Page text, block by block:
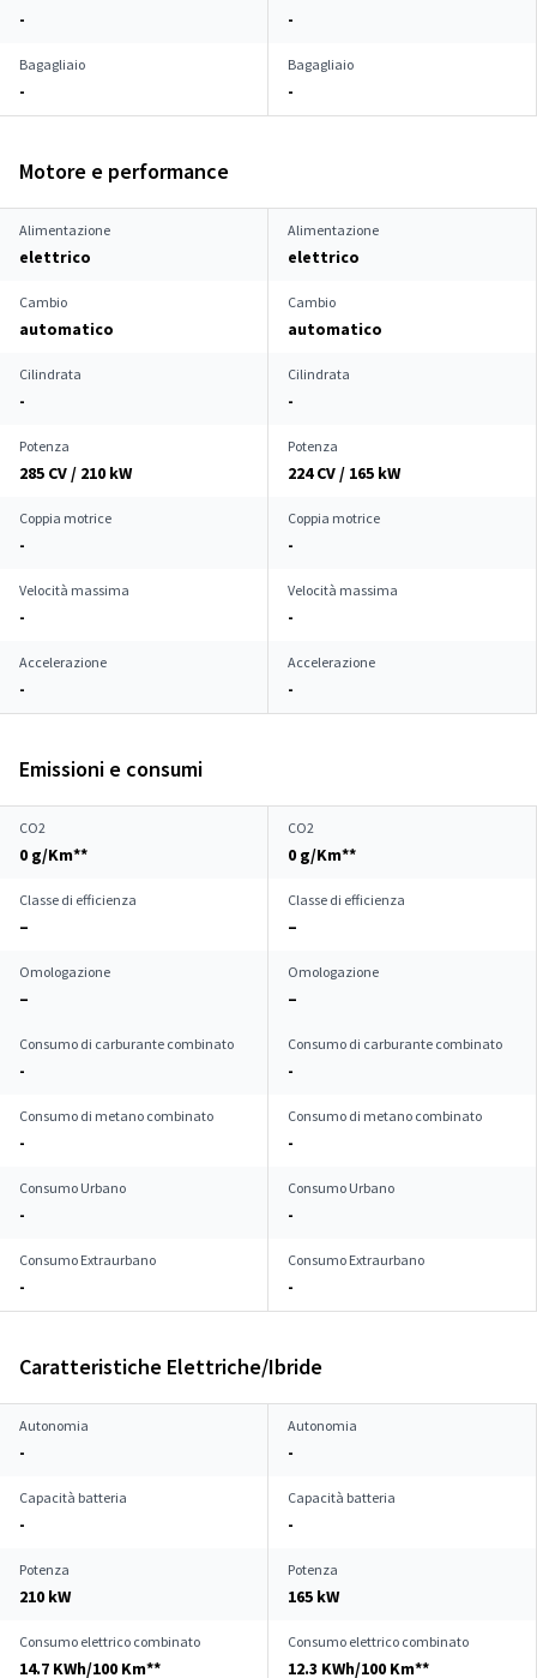
- -
Bagagliaio
-
Bagagliaio
-
Motore e performance
Alimentazione
elettrico
Alimentazione
elettrico
Cambio
automatico
Cambio
automatico
Cilindrata
-
Cilindrata
-
Potenza
285 CV / 210 kW
Potenza
224 CV / 165 kW
Coppia motrice
-
Coppia motrice
-
Velocità massima
-
Velocità massima
-
Accelerazione
-
Accelerazione
-
Emissioni e consumi
CO2
0 g/Km**
CO2
0 g/Km**
Classe di efficienza
–
Classe di efficienza
–
Omologazione
–
Omologazione
–
Consumo di carburante combinato
-
Consumo di carburante combinato
-
Consumo di metano combinato
-
Consumo di metano combinato
-
Consumo Urbano
-
Consumo Urbano
-
Consumo Extraurbano
-
Consumo Extraurbano
-
Caratteristiche Elettriche/Ibride
Autonomia
-
Autonomia
-
Capacità batteria
-
Capacità batteria
-
Potenza
210 kW
Potenza
165 kW
Consumo elettrico combinato
14.7 KWh/100 Km**
Consumo elettrico combinato
12.3 KWh/100 Km**